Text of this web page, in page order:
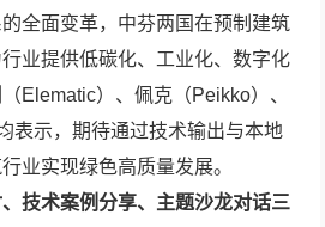
全面变革，中芬两国在预制建筑
业提供低碳化、工业化、数字化
Elematic）、佩克（Peikko）、
表示，期待通过技术输出与本地
业实现绿色高质量发展。
技术案例分享、主题沙龙对话三